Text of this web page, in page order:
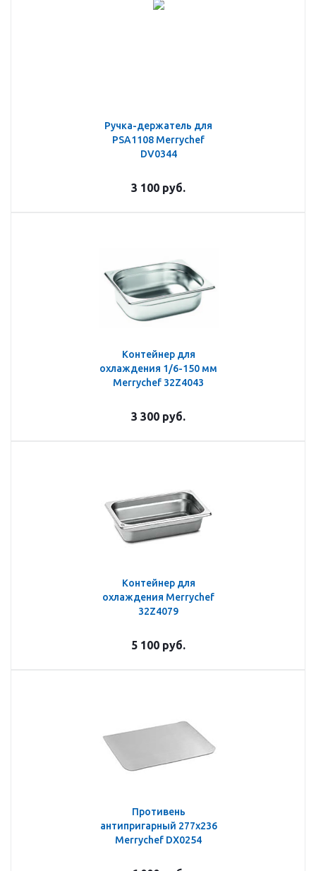
Ручка-держатель для
PSA1108 Merrychef
DV0344
3 100 руб.
Контейнер для
охлаждения 1/6-150 мм
Merrychef 32Z4043
3 300 руб.
Контейнер для
охлаждения Merrychef
32Z4079
5 100 руб.
Противень
антипригарный 277х236
Merrychef DX0254